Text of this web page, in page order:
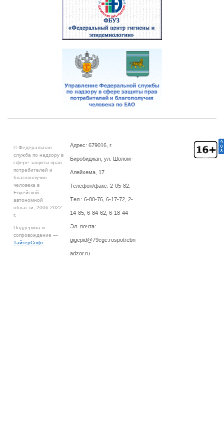
© Федеральная
служба по надзору в
сфере защиты прав
потребителей и
благополучия
человека в
Еврейской
автономной
области, 2006-2022
г.
Поддержка и
сопровождение —
ТайгерСофт
Адрес: 679016, г.
Биробиджан, ул. Шолом-
Алейхема, 17
Телефон/факс: 2-05-82.
Tел.: 6-80-76, 6-17-72, 2-
14-85, 6-84-62, 6-18-44
Эл. почта:
gigepid@79cge.rospotrebn
adzor.ru